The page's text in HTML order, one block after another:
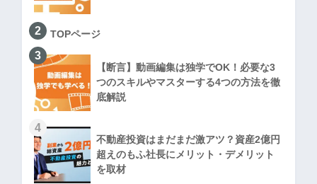
2 TOPページ
3
【断言】動画編集は独学でOK！必要な3
つのスキルやマスターする4つの方法を徹
底解説
4
不動産投資はまだまだ激アツ？資産2億円
超えのもふ社長にメリット・デメリット
を取材